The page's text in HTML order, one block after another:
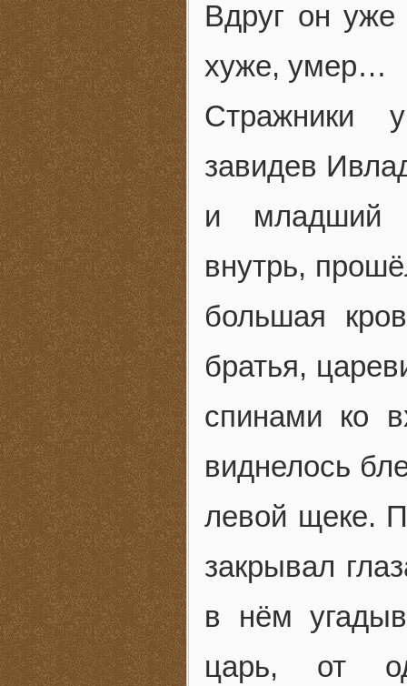
Вдруг он уже
хуже, умер…
Стражники
завидев
и младший
внутрь,
большая
братья,
спинами ко
виднелось
левой щеке.
закрывал
в нём
царь, от